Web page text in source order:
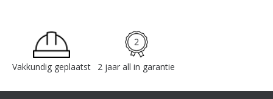
Vakkundig geplaatst 2 jaar all in garantie